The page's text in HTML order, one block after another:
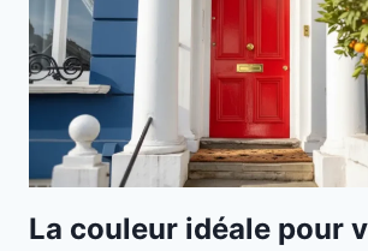
La couleur idéale pour